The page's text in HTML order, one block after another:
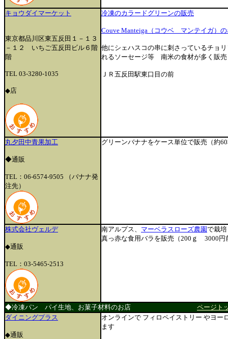
キョウダイマーケット
東京都品川区東五反田１－１３
－１２ いちご五反田ビル６階
階
TEL 03-3280-1035
◆店
冷凍のカラードグリーンの販売
Couve Manteiga（コウベ マンテイガ）
他にシェハスコの串に刺さっているチョ
れるソーセージ等 南米の食材が多く販売
ＪＲ五反田駅東口目の前
丸夕田中青果加工
◆通販
TEL：06-6574-9505 （バナナ発
注先）
グリーンバナナをケース単位で販売（約
株式会社ヴェルデ
◆通販
TEL：03-5465-2513
南アルプス、 マーベラスローズ農園で栽
真っ赤な食用バラを販売（200ｇ 3000円
◆冷凍パン パイ生地、お菓子材料のお店 ページト
ダイニングプラス
◆通販
オンラインで フィロペイストリー やヨー
ます